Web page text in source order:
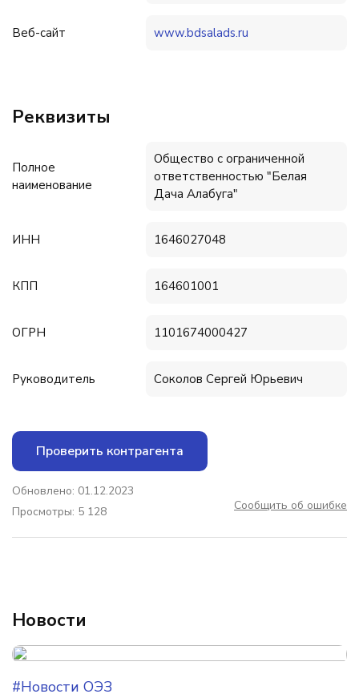
Веб-сайт www.bdsalads.ru
Реквизиты
Полное
наименование
Общество с ограниченной
ответственностью "Белая
Дача Алабуга"
ИНН 1646027048
КПП 164601001
ОГРН 1101674000427
Руководитель Соколов Сергей Юрьевич
Проверить контрагента
Обновлено: 01.12.2023
Просмотры: 5 128
Сообщить об ошибке
Новости
#Новости ОЭЗ